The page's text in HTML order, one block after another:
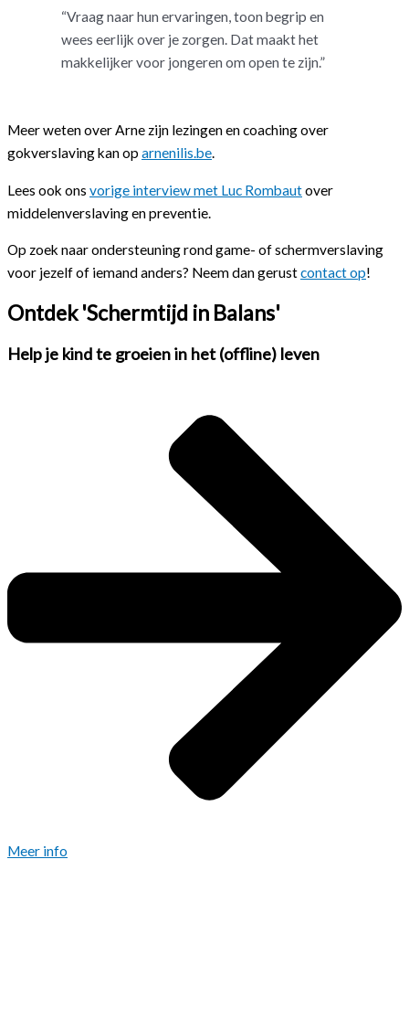
“Vraag naar hun ervaringen, toon begrip en
wees eerlijk over je zorgen. Dat maakt het
makkelijker voor jongeren om open te zijn.”
Meer weten over Arne zijn lezingen en coaching over
gokverslaving kan op arnenilis.be.
Lees ook ons vorige interview met Luc Rombautover
middelenverslaving en preventie.
Op zoek naar ondersteuning rond game- of schermverslaving
voor jezelf of iemand anders? Neem dan gerustcontact op!
Ontdek 'Schermtijd in Balans'
Help je kind te groeien in het (offline) leven
Meer info